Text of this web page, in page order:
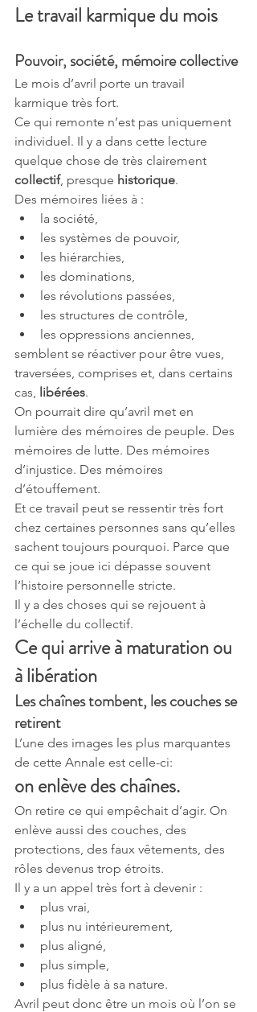
Le travail karmique du mois
Pouvoir, société, mémoire collective
Le mois d’avril porte un travail
karmique très fort.
Ce qui remonte n’est pas uniquement
individuel. Il y a dans cette lecture
quelque chose de très clairement
collectif, presque historique.
Des mémoires liées à :
la société,
les systèmes de pouvoir,
les hiérarchies,
les dominations,
les révolutions passées,
les structures de contrôle,
les oppressions anciennes,
semblent se réactiver pour être vues,
traversées, comprises et, dans certains
cas, libérées.
On pourrait dire qu’avril met en
lumière des mémoires de peuple. Des
mémoires de lutte. Des mémoires
d’injustice. Des mémoires
d’étouffement.
Et ce travail peut se ressentir très fort
chez certaines personnes sans qu’elles
sachent toujours pourquoi. Parce que
ce qui se joue ici dépasse souvent
l’histoire personnelle stricte.
Il y a des choses qui se rejouent à
l’échelle du collectif.
Ce qui arrive à maturation ou
à libération
Les chaînes tombent, les couches se
retirent
L’une des images les plus marquantes
de cette Annale est celle-ci:
on enlève des chaînes.
On retire ce qui empêchait d’agir. On
enlève aussi des couches, des
protections, des faux vêtements, des
rôles devenus trop étroits.
Il y a un appel très fort à devenir :
plus vrai,
plus nu intérieurement,
plus aligné,
plus simple,
plus fidèle à sa nature.
Avril peut donc être un mois où l’on se